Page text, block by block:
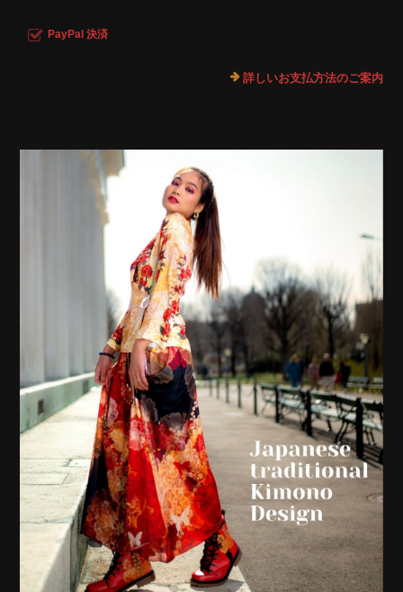
PayPal 決済
詳しいお支払方法のご案内